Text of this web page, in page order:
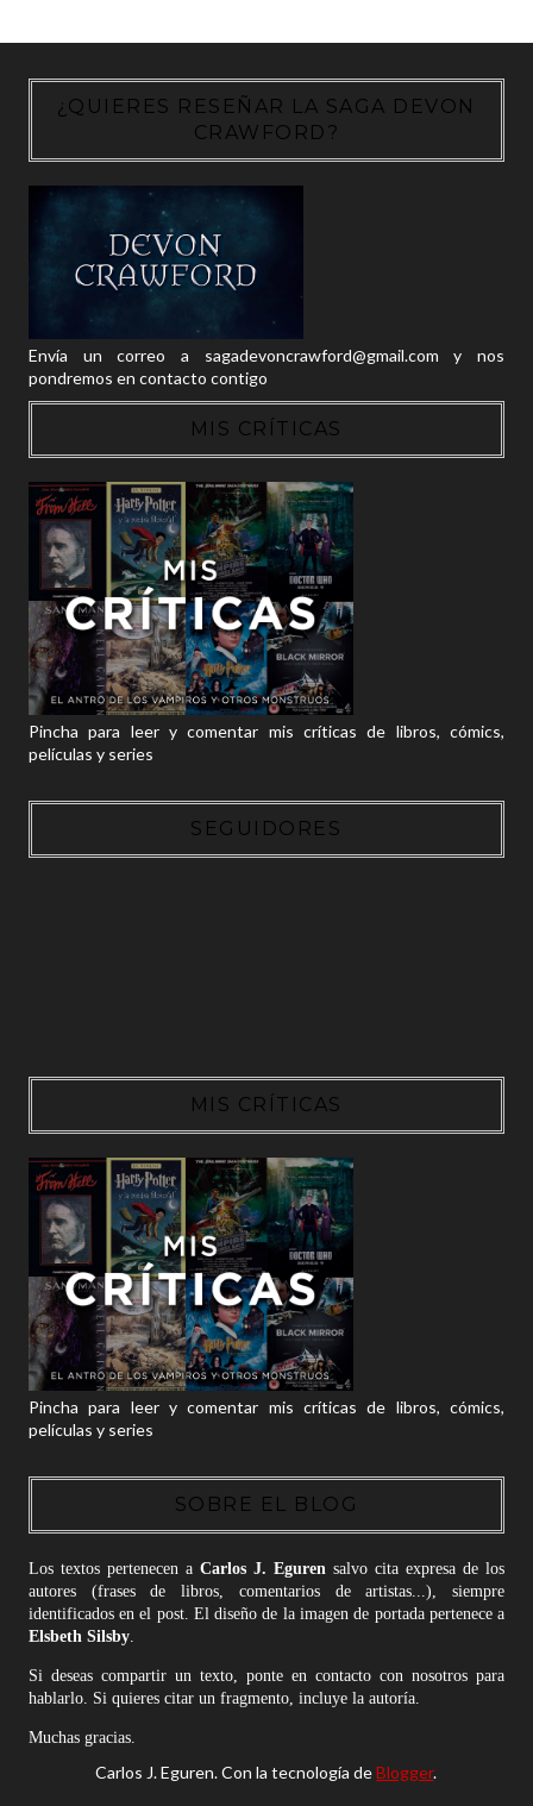
¿QUIERES RESEÑAR LA SAGA DEVON
CRAWFORD?
Envía un correo a sagadevoncrawford@gmail.com y nos
pondremos en contacto contigo
MIS CRÍTICAS
Pincha para leer y comentar mis críticas de libros, cómics,
películas y series
SEGUIDORES
MIS CRÍTICAS
Pincha para leer y comentar mis críticas de libros, cómics,
películas y series
SOBRE EL BLOG
Los textos pertenecen a Carlos J. Egurensalvo cita expresa de los
autores (frases de libros, comentarios de artistas...), siempre
identificados en el post. El diseño de la imagen de portada pertenece a
Elsbeth Silsby.
Si deseas compartir un texto, ponte en contacto con nosotros para
hablarlo. Si quieres citar un fragmento, incluye la autoría.
Muchas gracias.
Carlos J. Eguren. Con la tecnología deBlogger.